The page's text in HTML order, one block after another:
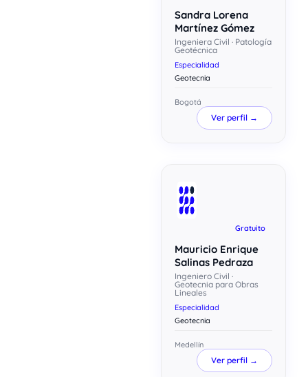
Sandra Lorena
Martínez Gómez
Ingeniera Civil · Patología
Geotécnica
Especialidad
Geotecnia
Bogotá
Ver perfil →
Gratuito
Mauricio Enrique
Salinas Pedraza
Ingeniero Civil ·
Geotecnia para Obras
Lineales
Especialidad
Geotecnia
Medellín
Ver perfil →